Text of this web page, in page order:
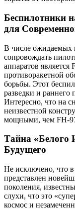
Беспилотники
для
В числе
сопровождать
аппаратов
противоракетной
борьбы. Этот
разведки и раннего
Интересно, что на
неизвестной
мощными, чем FH-
Тайна «Белого
Будущего
Не исключено, что в
представлен
поколения,
слухи, что это
космос и